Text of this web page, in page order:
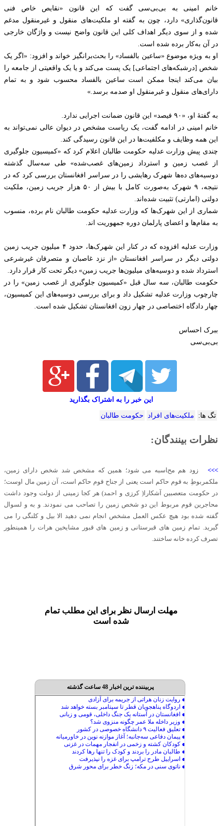
خانم امینی به بی‌بی‌سی گفت که این قانون «نقایص خاص فنی
قانون‌گذاری» دارد، چون به گفته او ملکیت‌های منقول و غیرمنقول مدغم
شده و از سوی دیگر اهداف کلی این قانون واضح نیست و واژگان خارجی
در آن به‌کار برده شده است.
او به ویژه موضوع «ساعین بالفساد» را بحث‌برانگیز خواند و افزود: «اگر یک
شخص [درشبکه‌های اجتماعی] یک پست می‌کند و یا یک واقعیتی از جامعه را
بیان می‌کند اینجا ممکن است ساعین بالفساد محسوب شود و به تمام
دارای‌های منقول و غیرمنقول او صدمه برسد.»
به گفتهٔ او، «۹۰ فیصد» این قانون ضمانت اجرایی ندارد.
خانم امینی در ادامه گفت، یک ریاست مشخص در دیوان عالی نمی‌تواند به
این همه وظایف و مکلفیت‌ها در این قانون رسیدگی کند.
چندی پیش وزارت عدلیه حکومت طالبان اعلام کرد که ‍‍«کمیسیون جلوگیری
از غصب زمین و استرداد زمین‌های غصب‌شده» طی سه‌سال گذشته
دوسیه‌های ده‌ها شهرک رهایشی را در سراسر افغانستان بررسی کرد که در
نتیجه، ۹ شهرک به‌صورت کامل با بیش از ۵۰ هزار جریب زمین، ملکیت
دولتی (امارتی) تثبیت شده‌اند.
شماری از این شهرک‌ها که وزارت عدلیه حکومت طالبان نام برده، منسوب
به مقام‌ها و اعضای پارلمان دوره جمهوریت اند.
وزارت عدلیه افزوده که در کنار این شهرک‌ها، حدود ۴ میلیون جریب زمین
دولتی دیگر در سراسر افغانستان «از نزد غاصبان و متصرفان غیرشرعی
استرداد شده و دوسیه‌های میلیون‌ها جریب زمین» دیگر تحت کار قرار دارد.
حکومت طالبان، سه سال قبل «کمیسیون جلوگیری از غصب زمین» را در
چارچوب وزارت عدلیه تشکیل داد و برای بررسی دوسیه‌های این کمیسیون،
چهار دادگاه اختصاصی در چهار زون افغانستان تشکیل شده است.
ببرک احساس
بی‌بی‌سی
این خبر را به اشتراک بگذارید
تگ ها: ملکیت‌های افراد حکومت طالبان
نظرات بینندگان:
>>>زود هم محاسبه می شود؛ همین که مشخص شد شخص دارای زمین،
ملکمربوطِ به قوم حاکم است یعنی از جناح قوم حاکم است، آن زمین مال اوست؛
در حکومت متعصبین آشکارا( کرزی و احمد) هر کجا زمینی از دولت وجود داشت
محاجرین قوم مربوط این دو شخص زمین را تصاحب می نمودند. و به و لسوال
گفته شده بود هیچ عکس العمل مشخص انجام نمی دهید الا بیل و کلنگی را می
گیرید. تمام زمین های قبرستانی و زمین های قبور مشایخین هرات را همینطور
تصرف کرده خانه ساختند.
مهلت ارسال نظر برای این مطلب تمام
شده است
پربیننده ترین اخبار 48 ساعت گذشته